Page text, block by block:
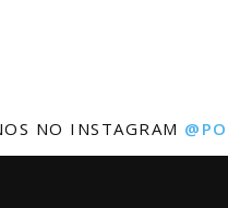
NO INSTAGRAM